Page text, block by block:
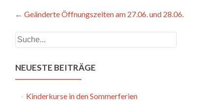
Artikel-
Navigation
← Geänderte Öffnungszeiten am 27.06. und 28.06.
NEUESTE BEITRÄGE
Kinderkurse in den Sommerferien